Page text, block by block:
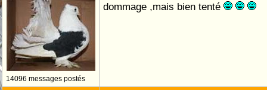
14096 messages postés
dommage ,mais bien tenté